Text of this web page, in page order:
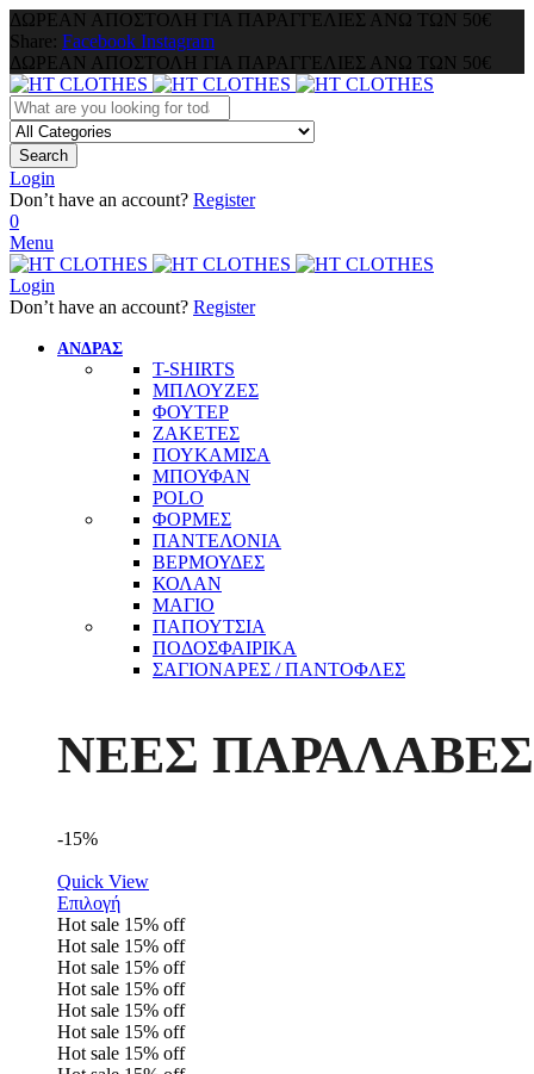
ΔΩΡΕΑΝ ΑΠΟΣΤΟΛΗ ΓΙΑ ΠΑΡΑΓΓΕΛΙΕΣ ΑΝΩ ΤΩΝ 50€
Share: Facebook Instagram
ΔΩΡΕΑΝ ΑΠΟΣΤΟΛΗ ΓΙΑ ΠΑΡΑΓΓΕΛΙΕΣ ΑΝΩ ΤΩΝ 50€
Search
Login
Don’t have an account? Register
0
Menu
Login
Don’t have an account? Register
ΑΝΔΡΑΣ
T-SHIRTS
ΜΠΛΟΥΖΕΣ
ΦΟΥΤΕΡ
ΖΑΚΕΤΕΣ
ΠΟΥΚΑΜΙΣΑ
ΜΠΟΥΦΑΝ
POLO
ΦΟΡΜΕΣ
ΠΑΝΤΕΛΟΝΙΑ
ΒΕΡΜΟΥΔΕΣ
ΚΟΛΑΝ
ΜΑΓΙΟ
ΠΑΠΟΥΤΣΙΑ
ΠΟΔΟΣΦΑΙΡΙΚΑ
ΣΑΓΙΟΝΑΡΕΣ / ΠΑΝΤΟΦΛΕΣ
ΝΕΕΣ ΠΑΡΑΛΑΒΕΣ
-15%
Quick View
Επιλογή
Hot sale 15% off
Hot sale 15% off
Hot sale 15% off
Hot sale 15% off
Hot sale 15% off
Hot sale 15% off
Hot sale 15% off